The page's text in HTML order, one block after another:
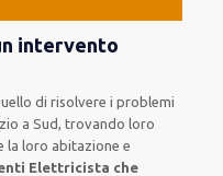
intervento
di risolvere i problemi
a Sud, trovando loro
la loro abitazione e
Elettricista che